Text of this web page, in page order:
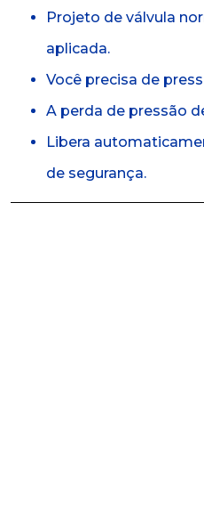
Projeto de válvula
aplicada.
Você precisa de
A perda de pressão
Libera
de segurança.